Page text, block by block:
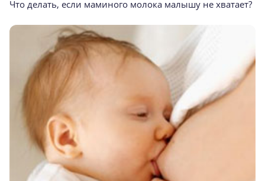
Что делать, если маминого молока малышу не хватает?